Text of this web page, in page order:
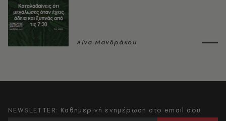
Λίνα Μανδράκου
NEWSLETTER: Καθημερινή ενημέρωση στο email σου